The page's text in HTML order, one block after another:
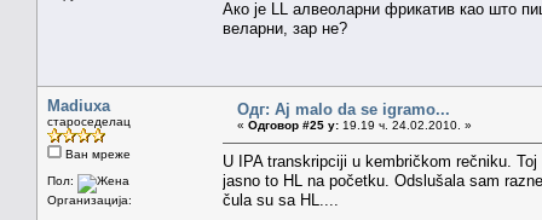
Ако је LL алвеоларни фрикатив као што
веларни, зар не?
Madiuxa
староседелац
Ван мреже
Пол:
Организација:
Одг: Aj malo da se igramo...
« Одговор #25 у: 19.19 ч. 24.02.2010. »
U IPA transkripciji u kembričkom rečniku.
jasno to HL na početku. Odslušala sam
čula su sa HL....